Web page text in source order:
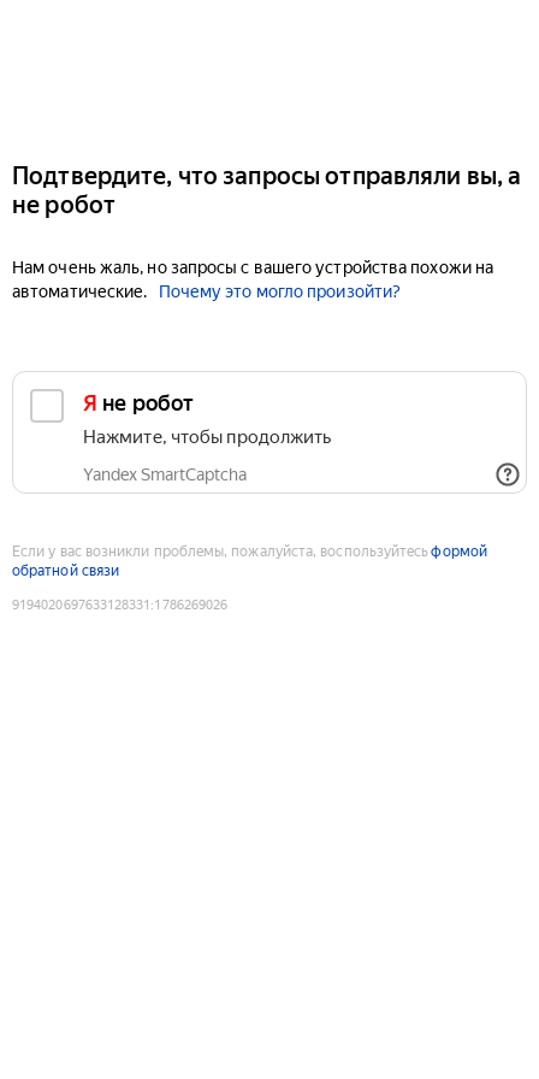
Подтвердите, что запросы отправляли вы, а
не робот
Нам очень жаль, но запросы с вашего устройства похожи на
автоматические.
Почему это могло произойти?
Я не робот
Нажмите, чтобы продолжить
Yandex SmartCaptcha
Если у вас возникли проблемы, пожалуйста, воспользуйтесьформой
обратной связи
9194020697633128331 :1786269026